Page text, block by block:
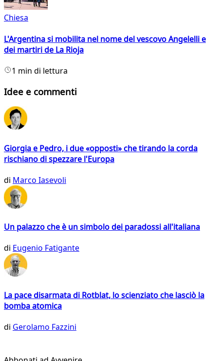
Chiesa
L'Argentina si mobilita nel nome del vescovo Angelelli e
dei martiri de La Rioja
1 min di lettura
Idee e commenti
Giorgia e Pedro, i due «opposti» che tirando la corda
rischiano di spezzare l'Europa
di Marco Iasevoli
Un palazzo che è un simbolo dei paradossi all'italiana
di Eugenio Fatigante
La pace disarmata di Rotblat, lo scienziato che lasciò la
bomba atomica
di Gerolamo Fazzini